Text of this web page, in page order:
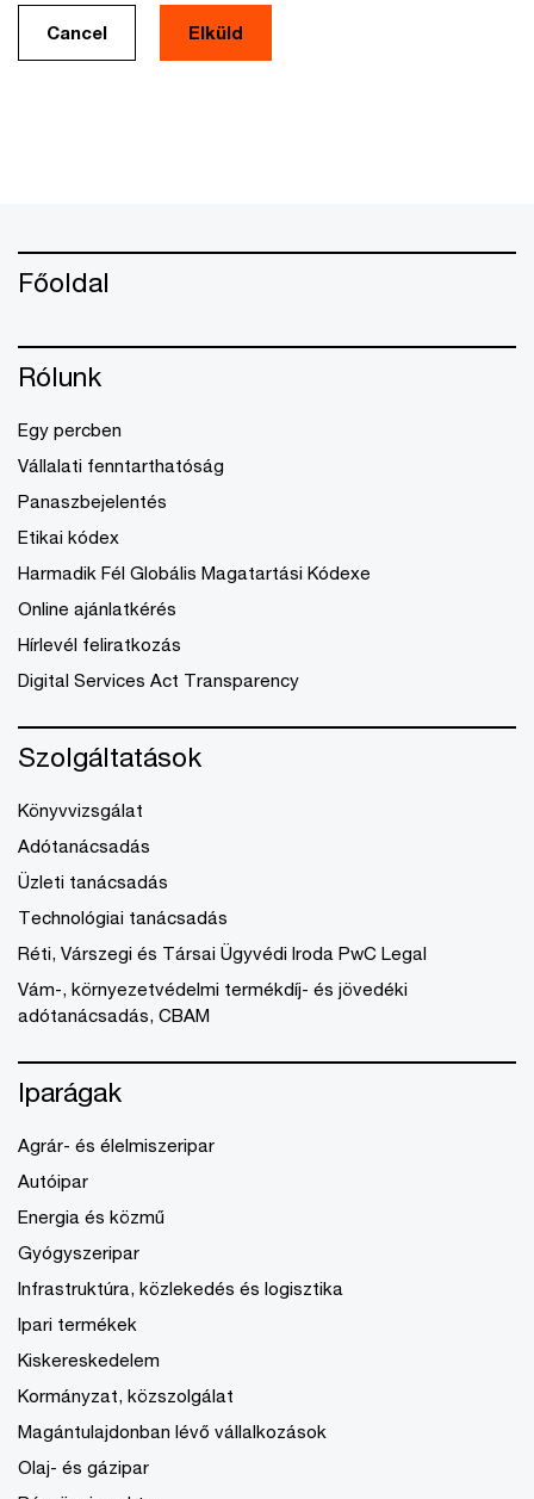
Cancel
Főoldal
Rólunk
Egy percben
Vállalati fenntarthatóság
Panaszbejelentés
Etikai kódex
Harmadik Fél Globális Magatartási Kódexe
Online ajánlatkérés
Hírlevél feliratkozás
Digital Services Act Transparency
Szolgáltatások
Könyvvizsgálat
Adótanácsadás
Üzleti tanácsadás
Technológiai tanácsadás
Réti, Várszegi és Társai Ügyvédi Iroda PwC Legal
Vám-, környezetvédelmi termékdíj- és jövedéki
adótanácsadás, CBAM
Iparágak
Agrár- és élelmiszeripar
Autóipar
Energia és közmű
Gyógyszeripar
Infrastruktúra, közlekedés és logisztika
Ipari termékek
Kiskereskedelem
Kormányzat, közszolgálat
Magántulajdonban lévő vállalkozások
Olaj- és gázipar